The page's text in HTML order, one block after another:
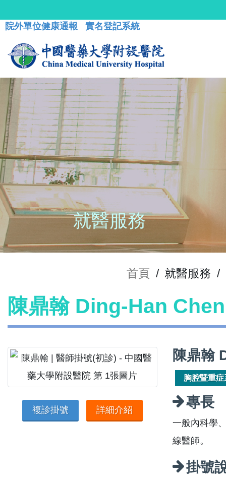
院外單位健康通報 實名登記系統
就醫服務
首頁 / 就醫服務 /
陳鼎翰 Ding-Han
複診掛號 詳細介紹
陳鼎翰
胸腔暨重症
專長
一般內科學
線醫師。
掛號